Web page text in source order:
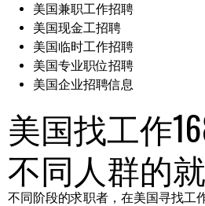
美国兼职工作招聘
美国现金工招聘
美国临时工作招聘
美国专业职位招聘
美国企业招聘信息
美国找工作
不同人群的
不同阶段的求职者，在美国寻找工